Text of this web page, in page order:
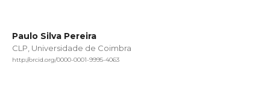
Paulo Silva Pereira
CLP, Universidade de Coimbra
http://orcid.org/0000-0001-9995-4063